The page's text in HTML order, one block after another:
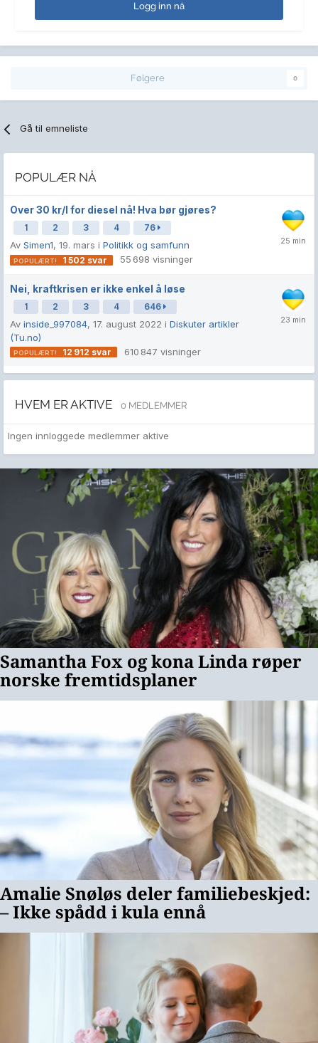
Logg inn nå
Følgere 0
Gå til emneliste
POPULÆR NÅ
Over 30 kr/l for diesel nå! Hva bør gjøres?
1 2 3 4 76
Av Simen1, 19. mars i Politikk og samfunn
1 502 svar 55 698 visninger
Nei, kraftkrisen er ikke enkel å løse
1 2 3 4 646
Av inside_997084, 17. august 2022 i Diskuter artikler
(Tu.no)
12 912 svar 610 847 visninger
HVEM ER AKTIVE 0 MEDLEMMER
Ingen innloggede medlemmer aktive